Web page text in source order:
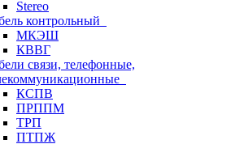
Stereo
контрольный
МКЭШ
КВВГ
связи, телефонные,
КСПВ
ПРППМ
ТРП
ПТПЖ